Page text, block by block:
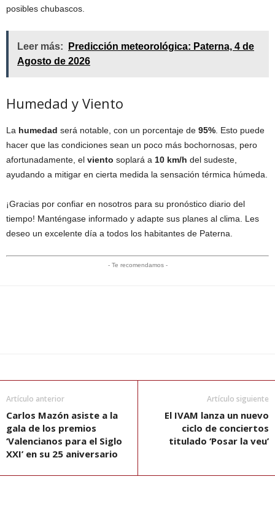
posibles chubascos.
Leer más:
Predicción meteorológica: Paterna, 4 de
Agosto de 2026
Humedad y Viento
La humedad será notable, con un porcentaje de 95%. Esto puede
hacer que las condiciones sean un poco más bochornosas, pero
afortunadamente, el viento soplará a 10 km/h del sudeste,
ayudando a mitigar en cierta medida la sensación térmica húmeda.
¡Gracias por confiar en nosotros para su pronóstico diario del
tiempo! Manténgase informado y adapte sus planes al clima. Les
deseo un excelente día a todos los habitantes de Paterna.
- Te recomendamos -
Artículo anterior
Carlos Mazón asiste a la
gala de los premios
‘Valencianos para el Siglo
XXI’ en su 25 aniversario
Artículo siguiente
El IVAM lanza un nuevo
ciclo de conciertos
titulado ‘Posar la veu’